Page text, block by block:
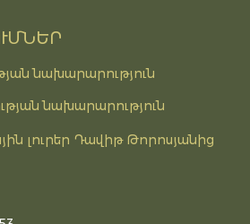
նախարարություն
նախարարություն
լուրեր Դավիթ Թորոսյանից